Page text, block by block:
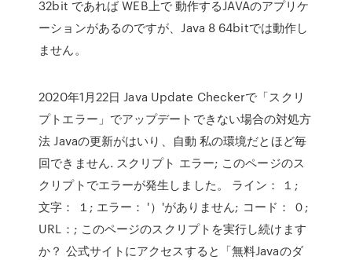
32bit であれば WEB上で 動作するJAVAのアプリケ
ーションがあるのですが、Java 8 64bitでは動作し
ません。
2020年1月22日 Java Update Checkerで「スクリ
プトエラー」でアップデートできない場合の対処方
法 Javaの更新がはいり、自動 私の環境だとほど毎
回できません. スクリプト エラー; このページのス
クリプトでエラーが発生しました。 ライン： １;
文字： １; エラー： '）'がありません; コード： ０;
URL：; このページのスクリプトを実行し続けます
か？ 公式サイトにアクセスすると「無料Javaのダ